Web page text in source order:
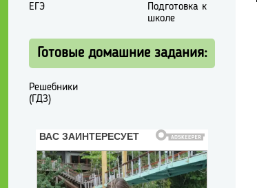
ЕГЭ
Подготовка к
школе
Готовые домашние задания:
Решебники
(ГДЗ)